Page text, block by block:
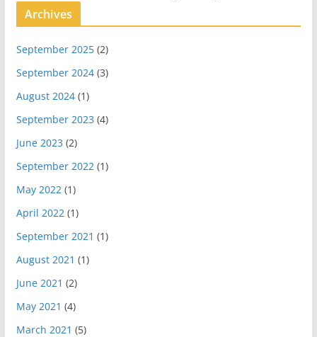
Archives
September 2025(2)
September 2024(3)
August 2024(1)
September 2023 (4)
June 2023 (2)
September 2022(1)
May 2022(1)
April 2022(1)
September 2021 (1)
August 2021 (1)
June 2021 (2)
May 2021 (4)
March 2021 (5)